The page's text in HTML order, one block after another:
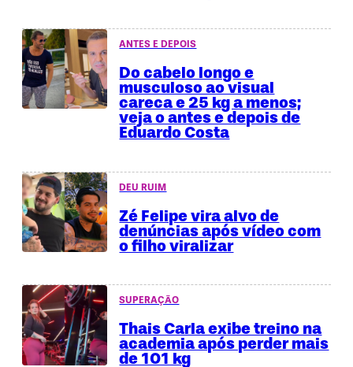
ANTES E DEPOIS
Do cabelo longo e
musculoso ao visual
careca e 25 kg a menos;
veja o antes e depois de
Eduardo Costa
DEU RUIM
Zé Felipe vira alvo de
denúncias após vídeo com
o filho viralizar
SUPERAÇÃO
Thais Carla exibe treino na
academia após perder mais
de 101 kg